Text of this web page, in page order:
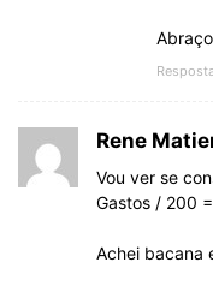
Rene
Vou ver se
Gastos / 200
Achei bacana